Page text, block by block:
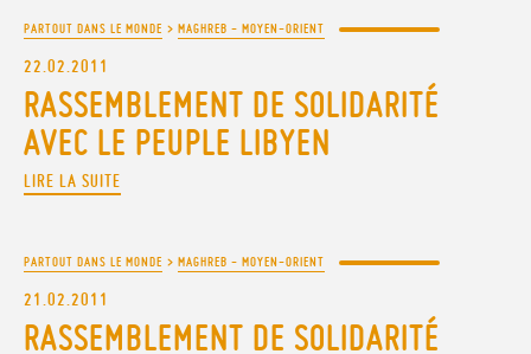
PARTOUT DANS LE MONDE > MAGHREB - MOYEN-ORIENT
22.02.2011
RASSEMBLEMENT DE SOLIDARITÉ
AVEC LE PEUPLE LIBYEN
LIRE LA SUITE
PARTOUT DANS LE MONDE > MAGHREB - MOYEN-ORIENT
21.02.2011
RASSEMBLEMENT DE SOLIDARITÉ